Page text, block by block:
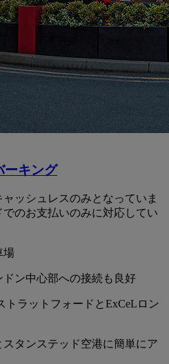
ーキング
ッシュレスのみとなっていま
のお支払いのみに対応してい
場
ン中心部への接続も良好
トラットフォードとExCeLロン
タンステッド空港に簡単にア